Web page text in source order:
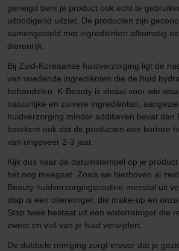
geneigd bent je product ook echt te
uitnodigend uitziet. De producten zijn
samengesteld met ingrediënten afkomstig
dierenrijk.
Bij Zuid-Koreaanse huidverzorging ligt de
van voedende ingrediënten die de huid
behandelen. K-Beauty is ideaal voor wie
natuurlijke en zuivere ingrediënten,
huidverzorging minder additieven bevat dan
betekent ook dat de producten een kortere
van ongeveer 2-3 jaar.
Kijk dus naar de datumstempel op je
het nog meegaat. Zoals we hierboven al
Beauty huidverzorgingsroutine meestal uit
stap is een oliereiniger, die make-up en
Stap twee bestaat uit een waterreiniger die
zweet en vuil van je huid verwijdert.
De dubbele reiniging zorgt ervoor dat je